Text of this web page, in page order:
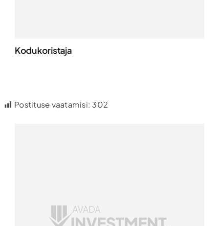
Kodukoristaja
Postituse vaatamisi: 302